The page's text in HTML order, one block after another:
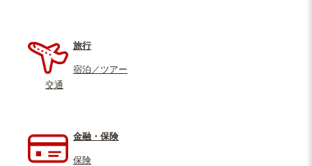
旅行
宿泊／ツアー
交通
金融・保険
保険